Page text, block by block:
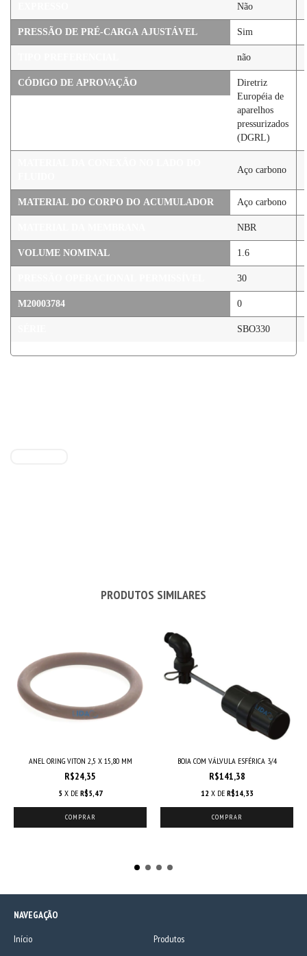
Não
PRESSÃO DE PRÉ-CARGA AJUSTÁVEL Sim
não
CÓDIGO DE APROVAÇÃO
Diretriz
Européia de
aparelhos
pressurizados
(DGRL)
Aço carbono
MATERIAL DO CORPO DO ACUMULADOR Aço carbono
NBR
VOLUME NOMINAL 1.6
30
M20003784 0
SBO330
PRODUTOS SIMILARES
ANEL ORING VITON 2,5 X 15,80 MM
R$24,35
5 X DE R$5,47
BOIA COM VÁLVULA ESFÉRICA 3/4
R$141,38
12 X DE R$14,33
NAVEGAÇÃO
Início
Produtos